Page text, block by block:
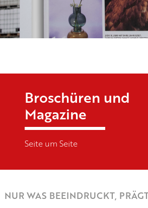
Broschüren und
Magazine
Seite um Seite
NUR WAS BEEINDRUCKT,